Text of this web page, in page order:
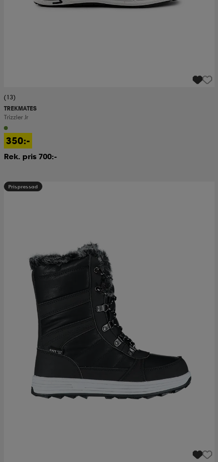
(13)
TREKMATES
Trizzler Jr
350:-
Rek. pris 700:-
Prispressad